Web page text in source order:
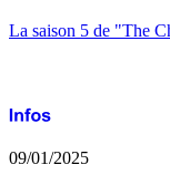
La saison 5 de "The
09/01/2025